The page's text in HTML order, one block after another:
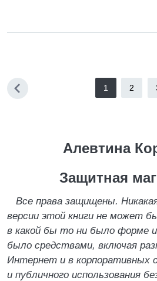
1 2
Алевтина
Защитная
Все права защищены.
версии этой книги не может
в какой бы то ни было форме
было средствами, включая
Интернет и в корпоративных
и публичного использования